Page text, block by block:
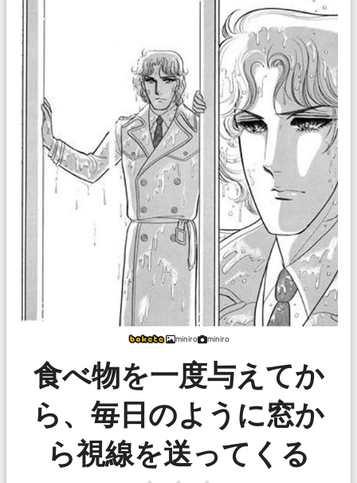
miniro miniro
食べ物を一度与えてか
ら、毎日のように窓か
ら視線を送ってくる